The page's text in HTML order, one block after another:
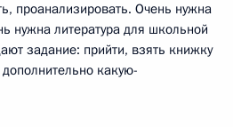
проанализировать. Очень нужна
нужна литература для школьной
задание: прийти, взять книжку
какую-